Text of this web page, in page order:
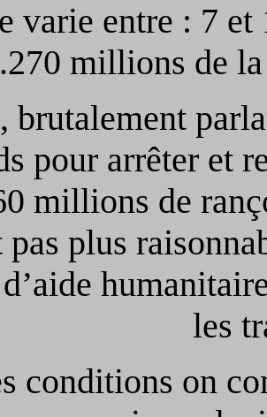
varie entre : 7
millions de
brutalement
pour arrêter et
millions de
pas plus
les
conditions on